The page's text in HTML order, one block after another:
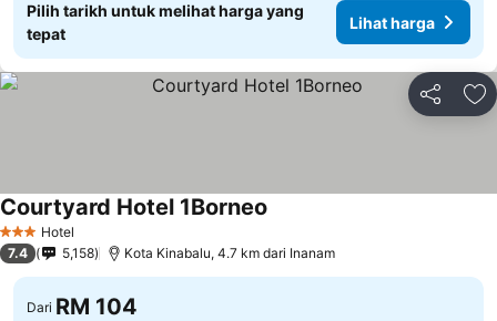
Pilih tarikh untuk melihat harga yang
tepat
Lihat harga
Kongsi
3 BintangHotel
Courtyard Hotel 1Borneo
7.4 5,158 Kota Kinabalu, 4.7 km dari Inanam
Dari RM 104